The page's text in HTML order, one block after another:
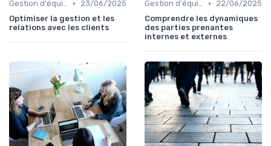
Gestion d'équipe •
23/06/2025
Optimiser la gestion et les
relations avec les clients
Gestion d'équipe •
22/06/2025
Comprendre les dynamiques
des parties prenantes
internes et externes